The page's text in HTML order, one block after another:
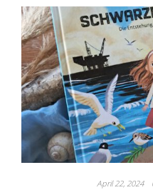
April 22, 2024